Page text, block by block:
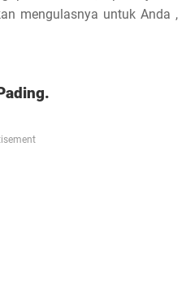
mengulasnya untuk Anda ,